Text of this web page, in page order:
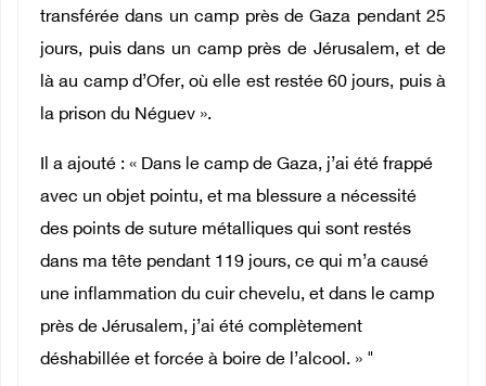
transférée dans un camp près de Gaza pendant 25
jours, puis dans un camp près de Jérusalem, et de
là au camp d’Ofer, où elle est restée 60 jours, puis à
la prison du Néguev ».
Il a ajouté : « Dans le camp de Gaza, j’ai été frappé
avec un objet pointu, et ma blessure a nécessité
des points de suture métalliques qui sont restés
dans ma tête pendant 119 jours, ce qui m’a causé
une inflammation du cuir chevelu, et dans le camp
près de Jérusalem, j’ai été complètement
déshabillée et forcée à boire de l’alcool. » "